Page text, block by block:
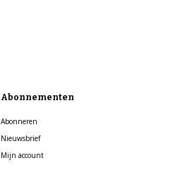
Abonnementen
Abonneren
Nieuwsbrief
Mijn account